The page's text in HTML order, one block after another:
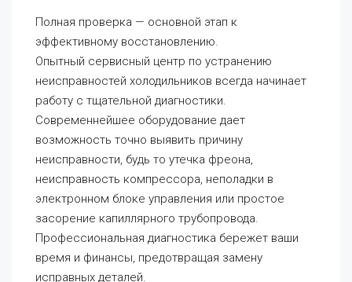
Полная проверка — основной этап к
эффективному восстановлению.
Опытный сервисный центр по устранению
неисправностей холодильников всегда начинает
работу с тщательной диагностики.
Современнейшее оборудование дает
возможность точно выявить причину
неисправности, будь то утечка фреона,
неисправность компрессора, неполадки в
электронном блоке управления или простое
засорение капиллярного трубопровода.
Профессиональная диагностика бережет ваши
время и финансы, предотвращая замену
исправных деталей.